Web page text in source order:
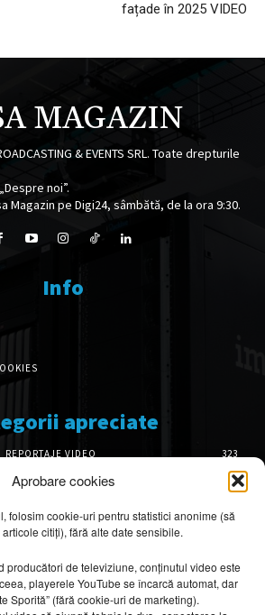
Aprobare cookies
folosim cookie-uri pentru statistici anonime (să
citiți), fără alte date sensibile.
producători de televiziune, conținutul video este
playerele YouTube se încarcă automat, dar
Sporită” (fără cookie-uri de marketing).
fațade în 2025 VIDEO
MAGAZIN
& EVENTS SRL. Toate drepturile
noi”.
Magazin pe Digi24, sâmbătă, de la ora 9:30.
Info
apreciate
REPORTAJE VIDEO
323
INTERIOARE
126
DESIGN INTERIOR
64
& DESIGN
OPINII & ANALIZE
43
recomandate